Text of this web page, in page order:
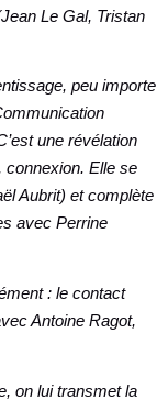
Le Gal, Tristan
peu importe
une révélation
connexion. Elle se
Aubrit) et complète
avec Perrine
: le contact
Antoine Ragot,
on lui transmet la